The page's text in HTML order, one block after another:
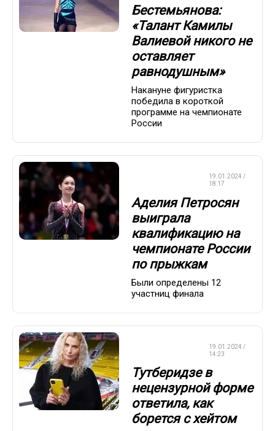
Бестемьянова:
«Талант Камилы
Валиевой никого не
оставляет
равнодушным»
Накануне фигуристка
победила в короткой
программе на чемпионате
России
19.01.2024 /
18:17
Аделия Петросян
выиграла
квалификацию на
чемпионате России
по прыжкам
Были определены 12
участниц финала
19.01.2024 /
14:23
Тутберидзе в
нецензурной форме
ответила, как
борется с хейтом